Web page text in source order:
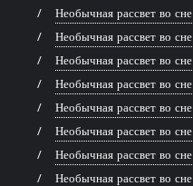
Необычная рассвет во сне
Необычная рассвет во сне
Необычная рассвет во сне
Необычная рассвет во сне
Необычная рассвет во сне
Необычная рассвет во сне
Необычная рассвет во сне
Необычная рассвет во сне